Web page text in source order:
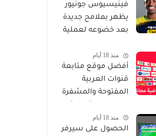
فينيسيوس جونيور
يظهر بملامح جديدة
بعد خضوعه لعملية
(صور)
منذ 18 أيام
أفضل موقع متابعة
قنوات العربية
المفتوحة والمشفرة
بدون تقطيع
منذ 18 أيام
الحصول على سيرفر